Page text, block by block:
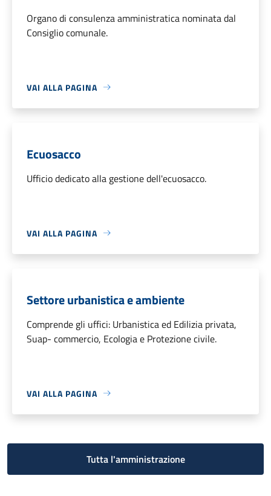
Organo di consulenza amministratica nominata dal
Consiglio comunale.
VAI ALLA PAGINA
Ecuosacco
Ufficio dedicato alla gestione dell'ecuosacco.
VAI ALLA PAGINA
Settore urbanistica e ambiente
Comprende gli uffici: Urbanistica ed Edilizia privata,
Suap- commercio, Ecologia e Protezione civile.
VAI ALLA PAGINA
Tutta l'amministrazione